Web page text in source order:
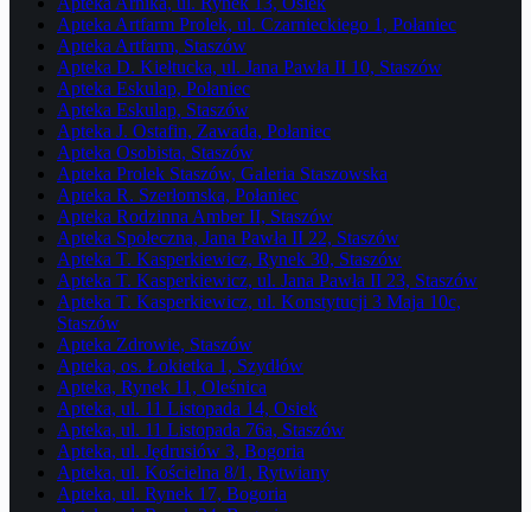
Apteka Artfarm Prolek, ul. Czarnieckiego 1, Połaniec
Apteka Artfarm, Staszów
Apteka D. Kiełtucka, ul. Jana Pawła II 10, Staszów
Apteka Eskulap, Połaniec
Apteka Eskulap, Staszów
Apteka J. Ostafin, Zawada, Połaniec
Apteka Osobista, Staszów
Apteka Prolek Staszów, Galeria Staszowska
Apteka R. Szerłomska, Połaniec
Apteka Rodzinna Amber II, Staszów
Apteka Społeczna, Jana Pawła II 22, Staszów
Apteka T. Kasperkiewicz, Rynek 30, Staszów
Apteka T. Kasperkiewicz, ul. Jana Pawła II 23, Staszów
Apteka T. Kasperkiewicz, ul. Konstytucji 3 Maja 10c,
Staszów
Apteka Zdrowie, Staszów
Apteka, os. Łokietka 1, Szydłów
Apteka, Rynek 11, Oleśnica
Apteka, ul. 11 Listopada 14, Osiek
Apteka, ul. 11 Listopada 76a, Staszów
Apteka, ul. Jędrusiów 3, Bogoria
Apteka, ul. Kościelna 8/1, Rytwiany
Apteka, ul. Rynek 17, Bogoria